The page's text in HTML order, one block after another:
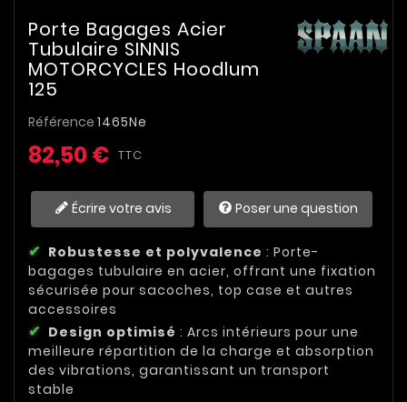
Porte Bagages Acier
Tubulaire SINNIS
MOTORCYCLES Hoodlum
125
Référence 1465Ne
82,50 € TTC
Écrire votre avis Poser une question
Robustesse et polyvalence : Porte-
bagages tubulaire en acier, offrant une fixation
sécurisée pour sacoches, top case et autres
accessoires
Design optimisé : Arcs intérieurs pour une
meilleure répartition de la charge et absorption
des vibrations, garantissant un transport
stable